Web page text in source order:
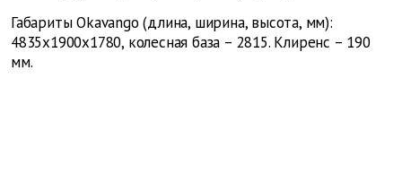
Габариты Okavango (длина, ширина, высота, мм):
4835x1900x1780, колесная база – 2815. Клиренс – 190
мм.